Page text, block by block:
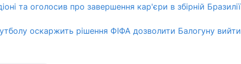
та оголосив про завершення кар'єри в збірній Бразилії
оскаржить рішення ФІФА дозволити Балогуну вийти